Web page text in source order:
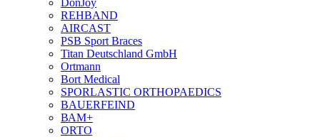
DonJoy
REHBAND
AIRCAST
PSB Sport Braces
Titan Deutschland GmbH
Ortmann
Bort Medical
SPORLASTIC ORTHOPAEDICS
BAUERFEIND
ВАМ+
ORTO